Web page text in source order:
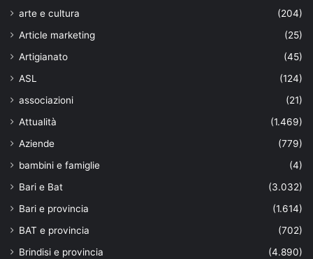
arte e cultura
(204)
Article marketing
(25)
Artigianato
(45)
ASL
(124)
associazioni
(21)
Attualità
(1.469)
Aziende
(779)
bambini e famiglie
(4)
Bari e Bat
(3.032)
Bari e provincia
(1.614)
BAT e provincia
(702)
Brindisi e provincia
(4.890)